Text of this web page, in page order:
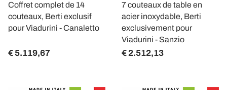
Coffret complet de 14
couteaux, Berti exclusif
pour Viadurini - Canaletto
€ 5.119,67
7 couteaux de table en
acier inoxydable, Berti
exclusivement pour
Viadurini - Sanzio
€ 2.512,13